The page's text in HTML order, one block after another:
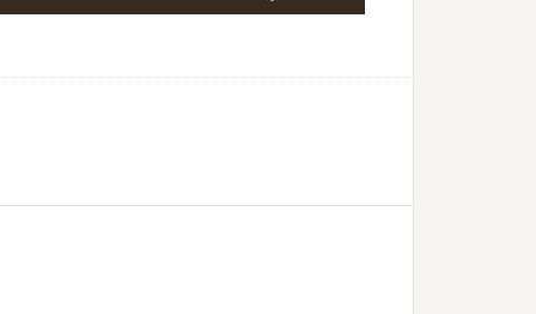
hangerő
illetőleg